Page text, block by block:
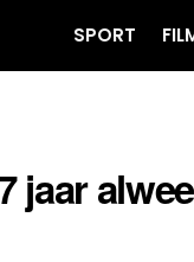
SPORT
jaar